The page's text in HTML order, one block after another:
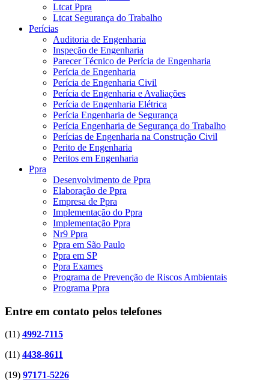
Ltcat Ppra
Ltcat Segurança do Trabalho
Perícias
Auditoria de Engenharia
Inspeção de Engenharia
Parecer Técnico de Perícia de Engenharia
Perícia de Engenharia
Perícia de Engenharia Civil
Perícia de Engenharia e Avaliações
Perícia de Engenharia Elétrica
Perícia Engenharia de Segurança
Perícia Engenharia de Segurança do Trabalho
Perícias de Engenharia na Construção Civil
Perito de Engenharia
Peritos em Engenharia
Ppra
Desenvolvimento de Ppra
Elaboração de Ppra
Empresa de Ppra
Implementação do Ppra
Implementação Ppra
Nr9 Ppra
Ppra em São Paulo
Ppra em SP
Ppra Exames
Programa de Prevenção de Riscos Ambientais
Programa Ppra
Entre em contato pelos telefones
(11) 4992-7115
(11) 4438-8611
(19) 97171-5226